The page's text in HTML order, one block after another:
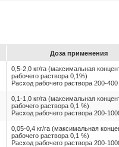
До­за при­ме­не­ния
0,5-2,0 кг/га (максимальная
рабочего раствора 0,1%)
Расход рабочего раствора 200-400
0,1-1,0 кг/га (максимальная
рабочего раствора 0,1 %)
Расход рабочего раствора 200-
0,05-0,4 кг/га (максимальная
рабочего раствора 0,1 %)
Расход рабочего раствора 200-